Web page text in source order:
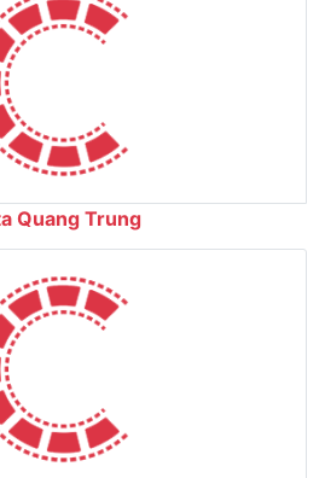
Quang Trung